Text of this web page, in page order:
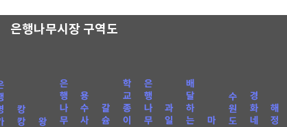
은행나무시장 구역도